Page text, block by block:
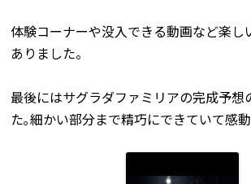
体験コーナーや没入できる動画など楽し
ありました。
最後にはサグラダファミリアの完成予想
た｡細かい部分まで精巧にできていて感動